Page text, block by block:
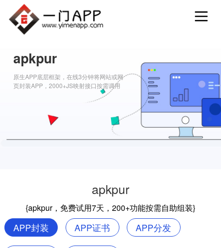
apkpur
原生APP底层框架，在线3分钟将网站或网
页封装APP，2000+JS映射接口按需调用
apkpur
{apkpur，免费试用7天，200+功能按需自助组装}
APP封装 APP证书 APP分发